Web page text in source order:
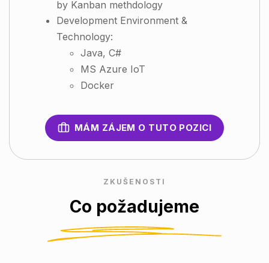
by Kanban methdology
Development Environment &
Technology:
Java, C#
MS Azure IoT
Docker
MÁM ZÁJEM O TUTO POZICI
ZKUŠENOSTI
Co požadujeme